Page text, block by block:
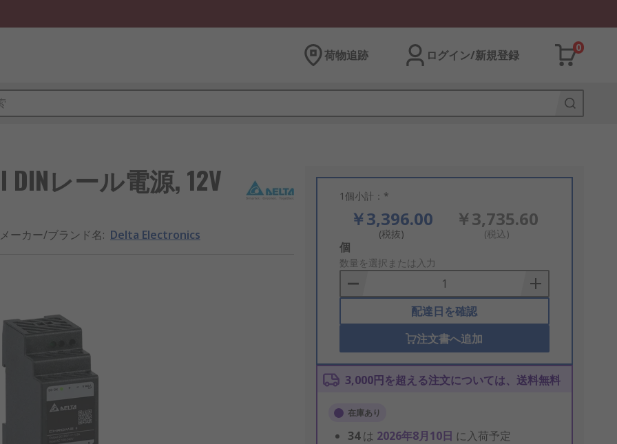
荷物追跡 ログイン/新規登録
0
DINレール電源, 12V
メーカー/ブランド名: Delta Electronics
1個小計：*
￥3,396.00
(税抜)
￥3,735.60
(税込)
Add
to
Basket
個
数量を選択または入力
配達日を確認
注文書へ追加
3,000円を超える注文については、送料無料
在庫あり
34は 2026年8月10日 に入荷予定